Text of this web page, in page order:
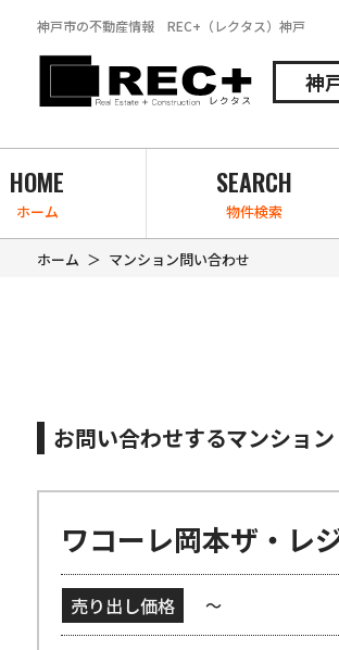
神戸市の不動産情報 REC+（レクタス）神戸
神
HOME
ホーム
SEARCH
物件検索
ホーム マンション問い合わせ
お問い合わせするマンション
ワコーレ岡本ザ・レ
売り出し価格 ～